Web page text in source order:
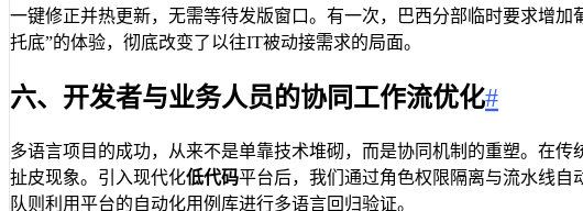
一键修正并热更新，无需等待发版窗口。有一次，巴西分部临时要求增
托底”的体验，彻底改变了以往IT被动接需求的局面。
六、开发者与业务人员的协同工作流优化#
多语言项目的成功，从来不是单靠技术堆砌，而是协同机制的重塑。在
扯皮现象。引入现代化低代码平台后，我们通过角色权限隔离与流水线
队则利用平台的自动化用例库进行多语言回归验证。